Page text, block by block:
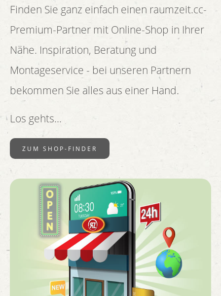
Finden Sie ganz einfach einen raumzeit.cc-
Premium-Partner mit Online-Shop in Ihrer
Nähe. Inspiration, Beratung und
Montageservice - bei unseren Partnern
bekommen Sie alles aus einer Hand.
Los gehts...
ZUM SHOP-FINDER